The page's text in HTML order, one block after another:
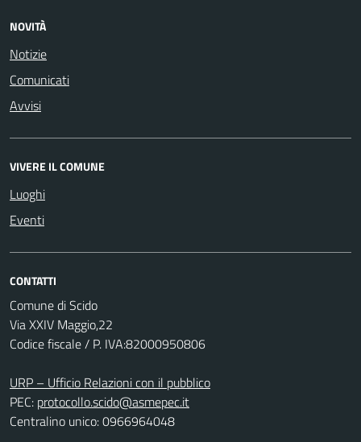
NOVITÀ
Notizie
Comunicati
Avvisi
VIVERE IL COMUNE
Luoghi
Eventi
CONTATTI
Comune di Scido
Via XXIV Maggio,22
Codice fiscale / P. IVA:82000950806
URP – Ufficio Relazioni con il pubblico
PEC: protocollo.scido@asmepec.it
Centralino unico: 0966964048